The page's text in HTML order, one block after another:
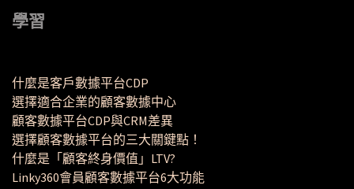
學習
什麼是客戶數據平台CDP
選擇適合企業的顧客數據中心
顧客數據平台CDP與CRM差異
選擇顧客數據平台的三大關鍵點！
什麼是「顧客終身價值」LTV?
Linky360會員顧客數據平台6大功能